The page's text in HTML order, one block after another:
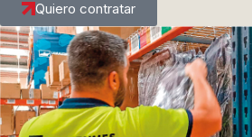
Quiero contratar